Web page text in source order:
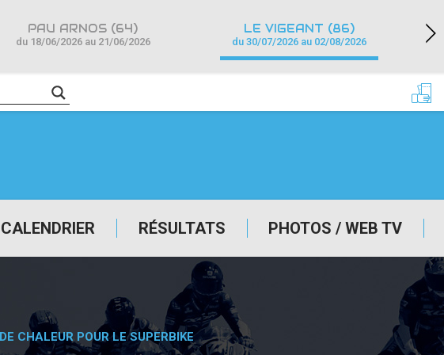
CALENDRIER RÉSULTATS PHOTOS / WEB TV
PAU ARNOS (64)
du 18/06/2026 au 21/06/2026
LE VIGEANT (86)
du 30/07/2026 au 02/08/2026
CHALEUR POUR LE SUPERBIKE